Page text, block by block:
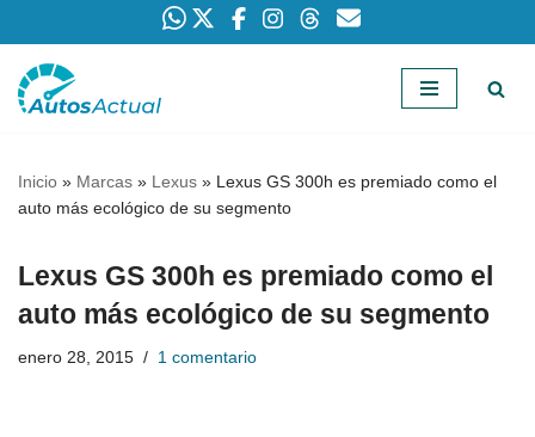
Saltar
Inicio » Marcas » Lexus » Lexus GS 300h es premiado como el
auto más ecológico de su segmento
Lexus GS 300h es premiado como el
auto más ecológico de su segmento
enero 28, 2015 1 comentario